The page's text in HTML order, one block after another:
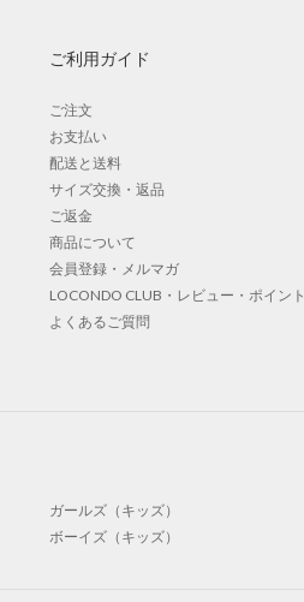
ご利用ガイド
ご注文
お支払い
配送と送料
サイズ交換・返品
ご返金
商品について
会員登録・メルマガ
LOCONDO CLUB・レビュー・ポイント
よくあるご質問
ガールズ（キッズ）
ボーイズ（キッズ）